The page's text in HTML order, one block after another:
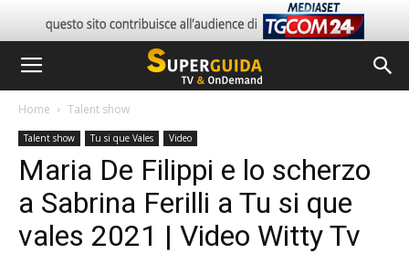
Home Talent show
Talent show Tu si que Vales Video
Maria De Filippi e lo scherzo
a Sabrina Ferilli a Tu si que
vales 2021 | Video Witty Tv